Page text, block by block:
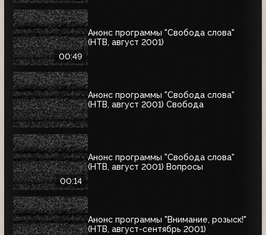
00:49
Анонс программы "Свобода слова"
(НТВ, август 2001)
Анонс программы "Свобода слова"
(НТВ, август 2001) Свобода
00:14
Анонс программы "Свобода слова"
(НТВ, август 2001) Вопросы
Анонс программы "Внимание, розыск!"
(НТВ, август-сентябрь 2001)